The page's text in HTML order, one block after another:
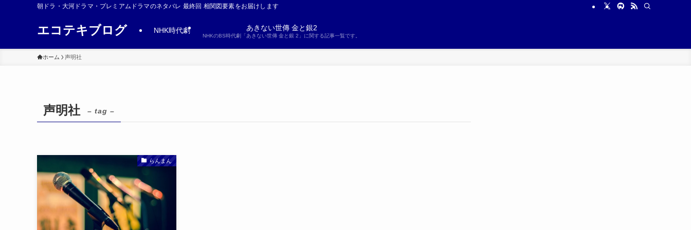
朝ドラ・大河ドラマ・プレミアムドラマのネタバレ 最終回 相関図要素をお届けします
エコテキブログ NHK時代劇 あきない世傳 金と銀2
NHKのBS時代劇「あきない世傳 金と銀 2」に関する記事一覧です。
ホーム 声明社
声明社 – tag –
らんまん